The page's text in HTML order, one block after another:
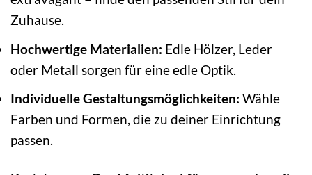
Zuhause.
Hochwertige Materialien: Edle Hölzer, Leder
oder Metall sorgen für eine edle Optik.
Individuelle Gestaltungsmöglichkeiten: Wähle
Farben und Formen, die zu deiner Einrichtung
passen.